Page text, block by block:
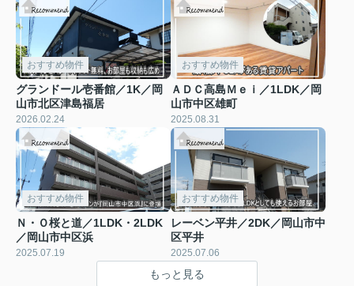
おすすめ物件
グランドール壱番館／1K／岡
山市北区津島福居
2026.02.24
おすすめ物件
ＡＤＣ高島Ｍｅｉ／1LDK／岡
山市中区雄町
2025.08.31
おすすめ物件
Ｎ・Ｏ桜と道／1LDK・2LDK
／岡山市中区浜
2025.07.19
おすすめ物件
レーベン平井／2DK／岡山市中
区平井
2025.07.06
もっと見る